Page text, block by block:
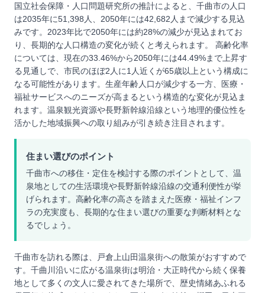
国立社会保障・人口問題研究所の推計によると、千曲市の人口
は2035年に51,398人、2050年には42,682人まで減少する見込
みです。2023年比で2050年には約28%の減少が見込まれてお
り、長期的な人口構造の変化が続くと考えられます。 高齢化率
については、現在の33.46%から2050年には44.49%まで上昇す
る見通しで、市民のほぼ2人に1人近くが65歳以上という構成に
なる可能性があります。生産年齢人口が減少する一方、医療・
福祉サービスへのニーズが高まるという構造的な変化が見込ま
れます。温泉観光資源や長野新幹線沿線という地理的優位性を
活かした地域振興への取り組みが引き続き注目されます。
住まい選びのポイント
千曲市への移住・定住を検討する際のポイントとして、温
泉地としての生活環境や長野新幹線沿線の交通利便性が挙
げられます。高齢化率の高さを踏まえた医療・福祉インフ
ラの充実度も、長期的な住まい選びの重要な判断材料とな
るでしょう。
千曲市を訪れる際は、戸倉上山田温泉街への散策がおすすめで
す。千曲川沿いに広がる温泉街は明治・大正時代から続く保養
地として多くの文人に愛されてきた場所で、歴史情緒あふれる